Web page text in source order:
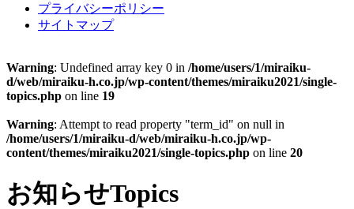
プライバシーポリシー
サイトマップ
Warning: Undefined array key 0 in /home/users/1/miraiku-
d/web/miraiku-h.co.jp/wp-content/themes/miraiku2021/single-
topics.php on line 19
Warning: Attempt to read property "term_id" on null in
/home/users/1/miraiku-d/web/miraiku-h.co.jp/wp-
content/themes/miraiku2021/single-topics.php on line 20
お知らせTopics